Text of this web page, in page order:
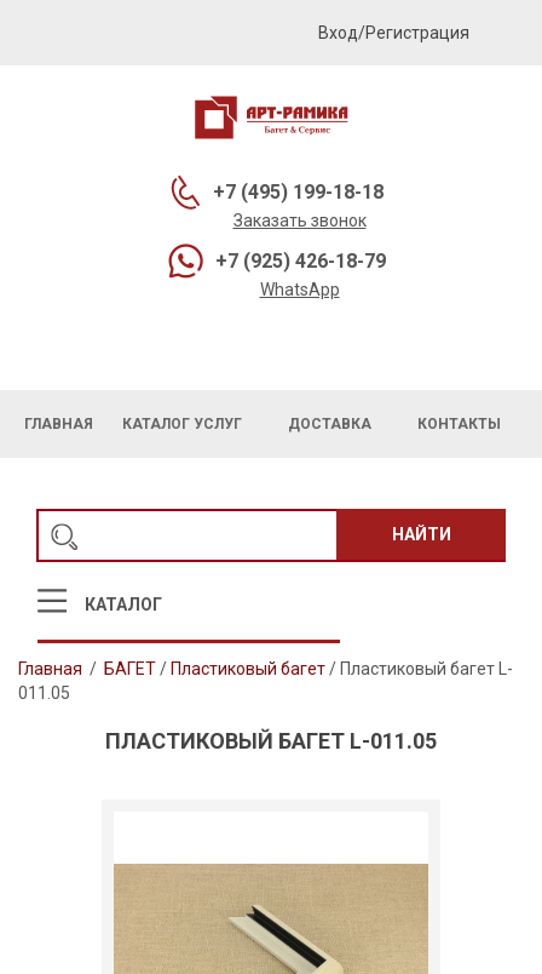
Вход/Регистрация
+7 (495) 199-18-18
Заказать звонок
+7 (925) 426-18-79
WhatsApp
ГЛАВНАЯ КАТАЛОГ УСЛУГ ДОСТАВКА КОНТАКТЫ
НАЙТИ
КАТАЛОГ
Главная / БАГЕТ/ Пластиковый багет/ Пластиковый багет L-
011.05
ПЛАСТИКОВЫЙ БАГЕТ L-011.05